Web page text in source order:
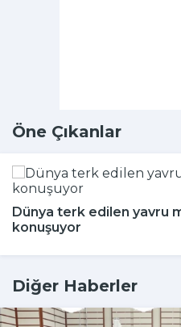
Öne Çıkanlar
Dünya terk edilen yavru
konuşuyor
Diğer Haberler